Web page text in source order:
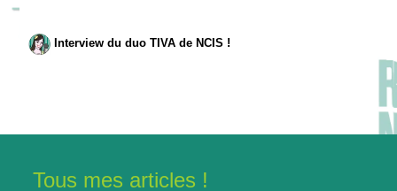
Interview du duo TIVA de NCIS !
Tous mes articles !